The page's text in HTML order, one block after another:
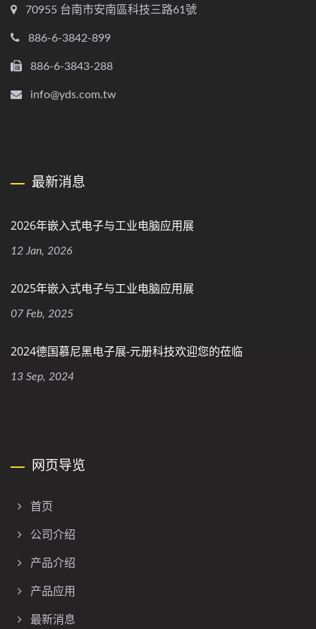
70955 台南市安南區科技三路61號
886-6-3842-899
886-6-3843-288
info@yds.com.tw
最新消息
2026年嵌入式电子与工业电脑应用展
12 Jan, 2026
2025年嵌入式电子与工业电脑应用展
07 Feb, 2025
2024德国慕尼黑电子展-元册科技欢迎您的莅临
13 Sep, 2024
网页导览
首页
公司介绍
产品介绍
产品应用
最新消息